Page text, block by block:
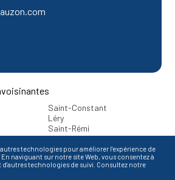
Saint-Constant
Léry
Saint-Rémi
Sainte-Catherine
Saint-Isidore
technologies pour améliorer l’expérience de
naviguant sur notre site Web, vous consentez à
technologies de suivi. Consultez notre